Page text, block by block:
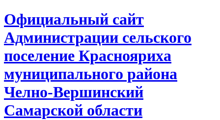
Официальный сайт
Администрации сельского
поселение Краснояриха
муниципального района
Челно-Вершинский
Самарской области